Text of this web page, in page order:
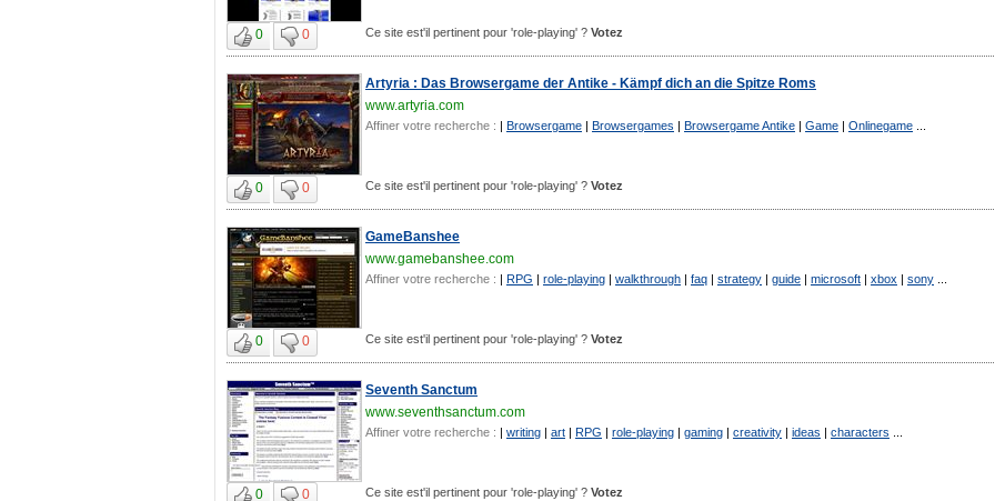
0 0 Ce site est'il pertinent pour 'role-playing' ? Votez
Artyria : Das Browsergame der Antike - Kämpf dich an die Spitze Roms
www.artyria.com
Affiner votre recherche : | Browsergame | Browsergames | Browsergame Antike | Game | Onlinegame
0 0 Ce site est'il pertinent pour 'role-playing' ? Votez
GameBanshee
www.gamebanshee.com
Affiner votre recherche : | RPG | role-playing | walkthrough | faq | strategy | guide | microsoft | xbox | sony
0 0 Ce site est'il pertinent pour 'role-playing' ? Votez
Seventh Sanctum
www.seventhsanctum.com
Affiner votre recherche : | writing | art | RPG | role-playing | gaming | creativity | ideas | characters
0 0 Ce site est'il pertinent pour 'role-playing' ? Votez